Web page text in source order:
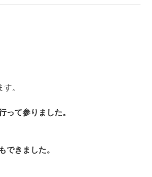
。
って参りました。
きました。